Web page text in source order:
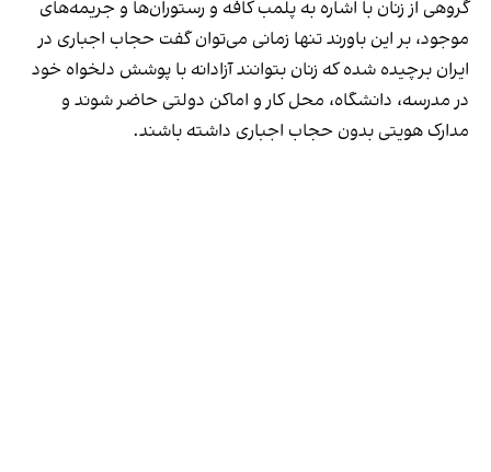
گروهی از زنان با اشاره به پلمب کافه و رستوران‌ها و جریمه‌های
موجود، بر این باورند تنها زمانی می‌توان گفت حجاب اجباری در
ایران برچیده شده که زنان بتوانند آزادانه با پوشش دلخواه خود
در مدرسه، دانشگاه، محل کار و اماکن دولتی حاضر شوند و
مدارک هویتی بدون حجاب اجباری داشته باشند.